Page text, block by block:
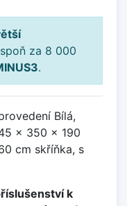
za 8 000
.
Bílá,
x 350 x 190
cm skříňka, s
k